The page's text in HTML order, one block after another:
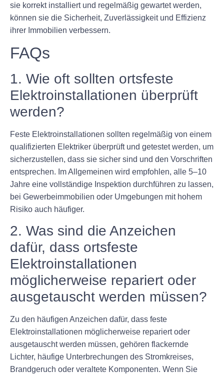
sie korrekt installiert und regelmäßig gewartet werden,
können sie die Sicherheit, Zuverlässigkeit und Effizienz
ihrer Immobilien verbessern.
FAQs
1. Wie oft sollten ortsfeste
Elektroinstallationen überprüft
werden?
Feste Elektroinstallationen sollten regelmäßig von einem
qualifizierten Elektriker überprüft und getestet werden, um
sicherzustellen, dass sie sicher sind und den Vorschriften
entsprechen. Im Allgemeinen wird empfohlen, alle 5–10
Jahre eine vollständige Inspektion durchführen zu lassen,
bei Gewerbeimmobilien oder Umgebungen mit hohem
Risiko auch häufiger.
2. Was sind die Anzeichen
dafür, dass ortsfeste
Elektroinstallationen
möglicherweise repariert oder
ausgetauscht werden müssen?
Zu den häufigen Anzeichen dafür, dass feste
Elektroinstallationen möglicherweise repariert oder
ausgetauscht werden müssen, gehören flackernde
Lichter, häufige Unterbrechungen des Stromkreises,
Brandgeruch oder veraltete Komponenten. Wenn Sie